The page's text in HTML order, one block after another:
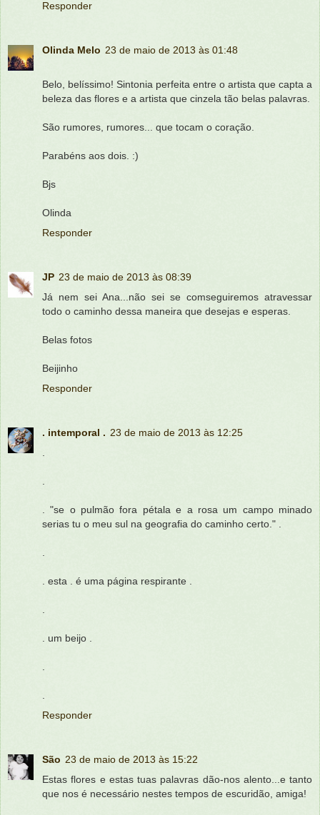
Responder
Olinda Melo 23 de maio de 2013 às 01:48
Belo, belíssimo! Sintonia perfeita entre o artista que capta a
beleza das flores e a artista que cinzela tão belas palavras.
São rumores, rumores... que tocam o coração.
Parabéns aos dois. :)
Bjs
Olinda
Responder
JP 23 de maio de 2013 às 08:39
Já nem sei Ana...não sei se comseguiremos atravessar
todo o caminho dessa maneira que desejas e esperas.
Belas fotos
Beijinho
Responder
. intemporal . 23 de maio de 2013 às 12:25
. "se o pulmão fora pétala e a rosa um campo minado
serias tu o meu sul na geografia do caminho certo." .
. esta . é uma página respirante .
. um beijo .
Responder
São 23 de maio de 2013 às 15:22
Estas flores e estas tuas palavras dão-nos alento...e tanto
que nos é necessário nestes tempos de escuridão, amiga!